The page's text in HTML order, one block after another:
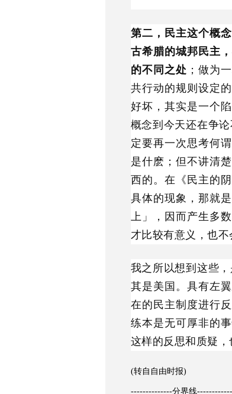
第二，民主这个概
古希腊的城邦民主
的不同之处 ；做为
共行动的规则设定
好坏，其实是一个
概念到今天还在争
定要再一次思考何
是什麽；但不讲清
西的。在《民主的
具体的现象，那就
上」，因而产生多
才比较有意义，也不
我之所以想到这些
其是美国。具有左
在的民主制度进行
练本是无可厚非的
这样的反思和质疑，
(转自自由时报)
--------------分界线